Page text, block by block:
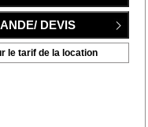
le tarif de la location